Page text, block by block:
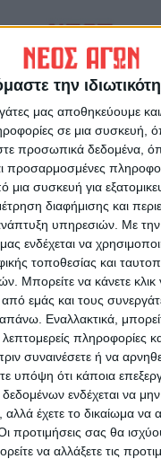
την
μας αποθηκεύουμε
σε μια συσκευή,
προσωπικά δεδομένα,
προσαρμοσμένες
μια συσκευή για
διαφήμισης και
υπηρεσιών. Με την
ενδέχεται να
τοποθεσίας και
Μπορείτε να κάνετε κλικ
από εμάς και τους
Εναλλακτικά,
πληροφορίες
συναινέσετε ή να
υπόψη ότι κάποια
ενδέχεται να μην
έχετε το δικαίωμα να
προτιμήσεις σας θα
να αλλάξετε τις
Ομάδα
https://neosagon.gr
Πρωινή Εφημερίδα